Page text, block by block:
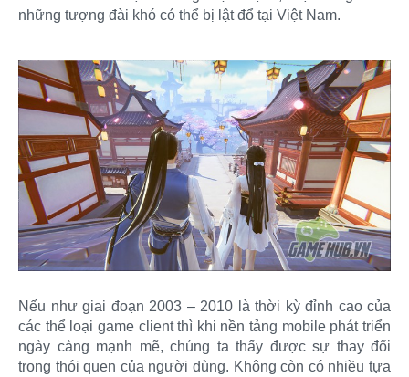
những tượng đài khó có thể bị lật đổ tại Việt Nam.
Nếu như giai đoạn 2003 – 2010 là thời kỳ đỉnh cao của
các thể loại game client thì khi nền tảng mobile phát triển
ngày càng mạnh mẽ, chúng ta thấy được sự thay đổi
trong thói quen của người dùng. Không còn có nhiều tựa